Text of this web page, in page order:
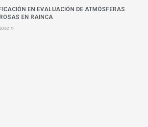
EN EVALUACIÓN DE ATMÓSFERAS
EN RAINCA
»